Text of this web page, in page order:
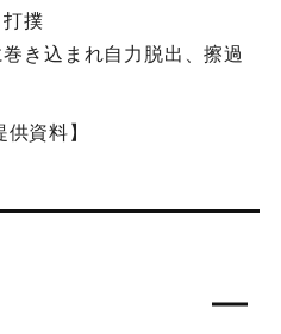
打撲
き込まれ自力脱出、擦過
資料】